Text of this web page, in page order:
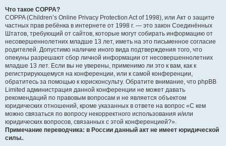
Что такое COPPA?
COPPA (Children’s Online Privacy Protection Act of 1998), или Акт о защите
частных прав ребёнка в интернете от 1998 г. — это закон Соединённых
Штатов, требующий от сайтов, которые могут собирать информацию от
несовершеннолетних младше 13 лет, иметь на это письменное согласие
родителей. Допустимо наличие иного вида подтверждения того, что
опекуны разрешают сбор личной информации от несовершеннолетних
младше 13 лет. Если вы не уверены, применимо ли это к вам, как к
регистрирующемуся на конференции, или к самой конференции,
обратитесь за помощью к юрисконсульту. Обратите внимание, что phpBB
Limited администрация данной конференции не может давать
рекомендаций по правовым вопросам и не является объектом
юридических отношений, кроме указанных в ответе на вопрос «С кем
можно связаться по вопросу некорректного использования и/или
юридических вопросов, связанных с этой конференцией?».
Примечание переводчика: в России данный акт не имеет юридической
силы..